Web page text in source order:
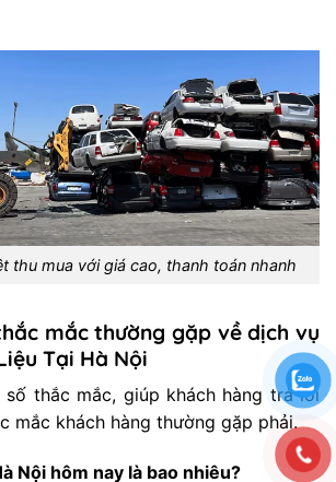
thu mua với giá cao, thanh toán nhanh
mắc thường gặp về dịch vụ
Tại Hà Nội
thắc mắc, giúp khách hàng trả lời
mắc khách hàng thường gặp phải.
Nội hôm nay là bao nhiêu?